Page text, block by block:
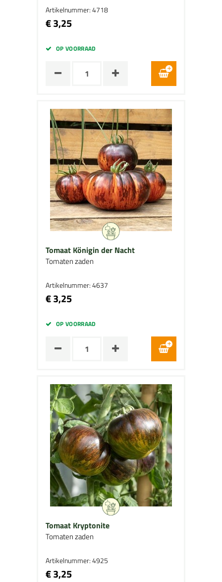
Artikelnummer: 4718
€ 3,25
OP VOORRAAD
Tomaat Königin der Nacht
Tomaten zaden
Artikelnummer: 4637
€ 3,25
OP VOORRAAD
Tomaat Kryptonite
Tomaten zaden
Artikelnummer: 4925
€ 3,25